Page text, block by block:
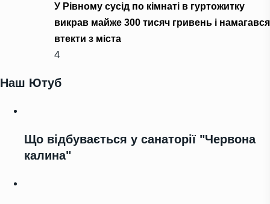
У Рівному сусід по кімнаті в гуртожитку
викрав майже 300 тисяч гривень і намагався
втекти з міста
4
Наш Ютуб
Що відбувається у санаторії "Червона
калина"